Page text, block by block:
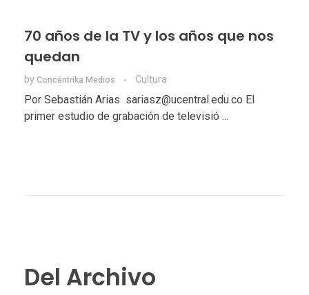
70 años de la TV y los años que nos
quedan
by Concéntrika Medios Cultura
Por Sebastián Arias sariasz@ucentral.edu.co El
primer estudio de grabación de televisió ...
Del Archivo